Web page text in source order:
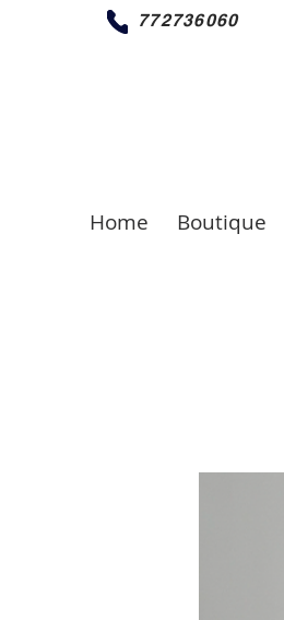
772736060
Home Boutique